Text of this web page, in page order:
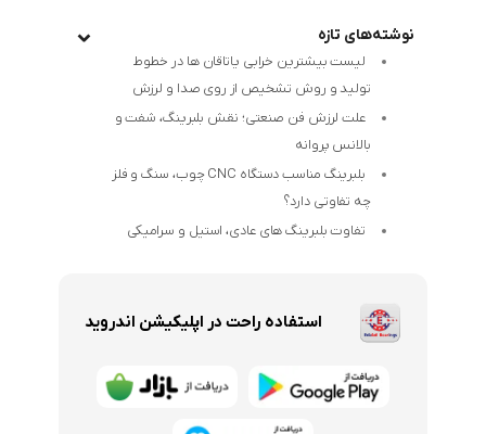
نوشته‌های تازه
لیست بیشترین خرابی‌ یاتاقان ها در خطوط
تولید و روش تشخیص از روی صدا و لرزش
علت لرزش فن صنعتی؛ نقش بلبرینگ، شفت و
بالانس پروانه
بلبرینگ مناسب دستگاه CNC چوب، سنگ و فلز
چه تفاوتی دارد؟
تفاوت بلبرینگ های عادی، استیل و سرامیکی
استفاده راحت در اپلیکیشن اندروید